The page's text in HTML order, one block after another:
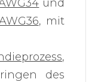
und
, mit
,
des